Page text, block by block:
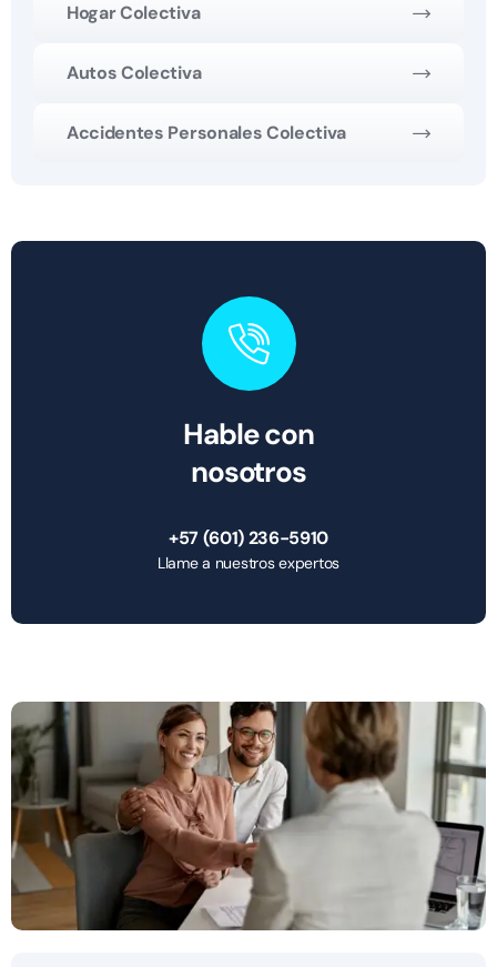
Hogar Colectiva
Autos Colectiva
Accidentes Personales Colectiva
Hable con
nosotros
+57 (601) 236-5910
Llame a nuestros expertos